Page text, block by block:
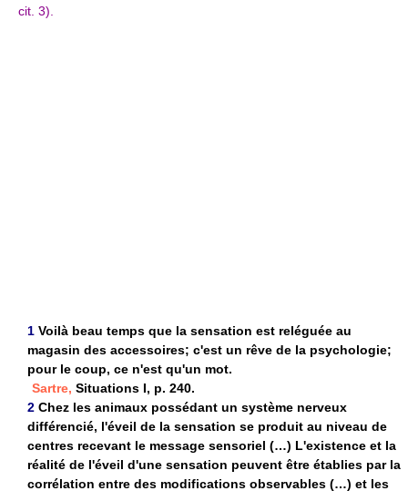
cit. 3).
1 Voilà beau temps que la sensation est reléguée au
magasin des accessoires; c'est un rêve de la psychologie;
pour le coup, ce n'est qu'un mot.
Sartre, Situations I, p. 240.
2 Chez les animaux possédant un système nerveux
différencié, l'éveil de la sensation se produit au niveau de
centres recevant le message sensoriel (…) L'existence et la
réalité de l'éveil d'une sensation peuvent être établies par la
corrélation entre des modifications observables (…) et les